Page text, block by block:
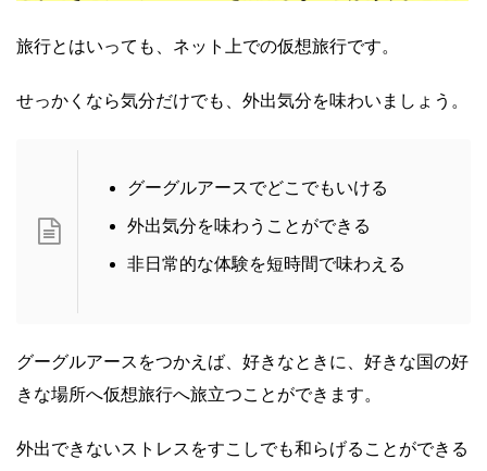
旅行とはいっても、ネット上での仮想旅行です。
せっかくなら気分だけでも、外出気分を味わいましょう。
グーグルアースでどこでもいける
外出気分を味わうことができる
非日常的な体験を短時間で味わえる
グーグルアースをつかえば、好きなときに、好きな国の好
きな場所へ仮想旅行へ旅立つことができます。
外出できないストレスをすこしでも和らげることができる